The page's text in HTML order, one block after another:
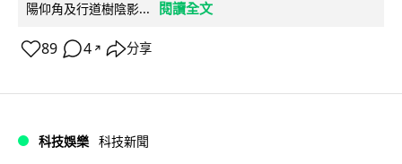
陽仰角及行道樹陰影...
閱讀全文
89 4 ↗ 分享
科技娛樂 科技新聞